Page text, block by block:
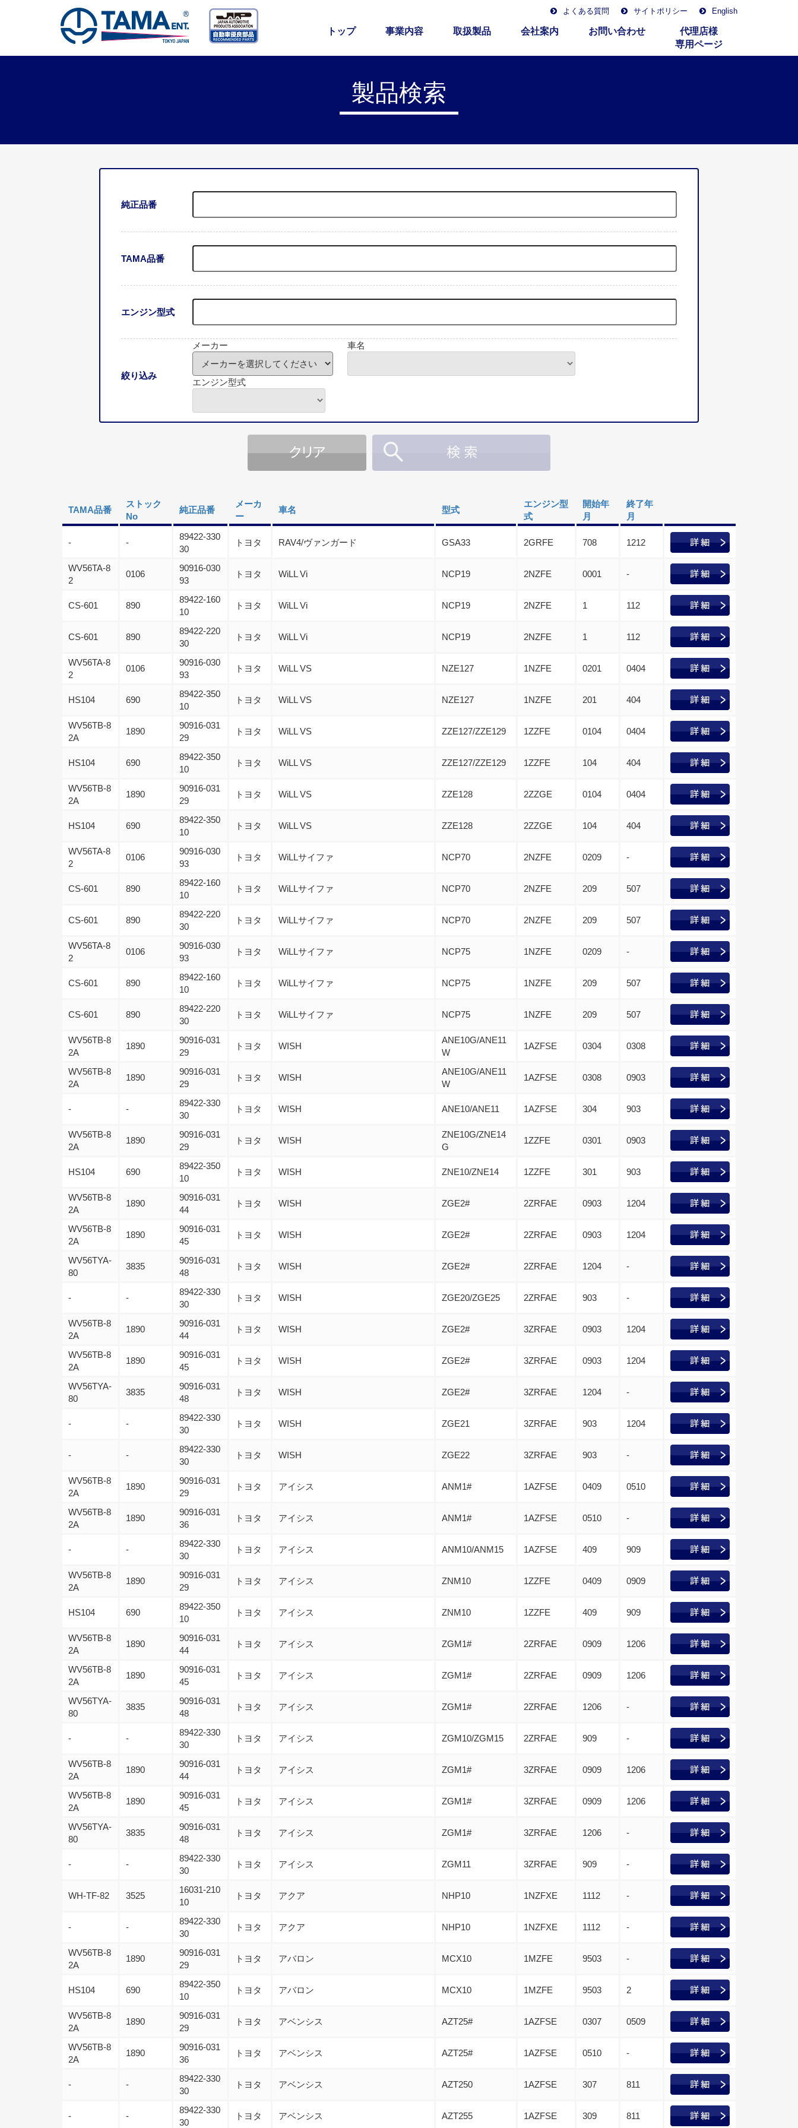
よくある質問 サイトポリシー English
トップ 事業内容 取扱製品 会社案内 お問い合わせ
代理店様
専用ページ
製品検索
純正品番
TAMA品番
エンジン型式
絞り込み
メーカー 車名
エンジン型式
TAMA品番
ストック
No
純正品番
メーカ
ー
車名 型式
エンジン型
式
開始年
月
終了年
月
- -
89422-330
30
トヨタ RAV4/ヴァンガード GSA33 2GRFE 708 1212
WV56TA-8
2
0106
90916-030
93
トヨタ WiLL Vi NCP19 2NZFE 0001 -
CS-601 890
89422-160
10
トヨタ WiLL Vi NCP19 2NZFE 1 112
CS-601 890
89422-220
30
トヨタ WiLL Vi NCP19 2NZFE 1 112
WV56TA-8
2
0106
90916-030
93
トヨタ WiLL VS NZE127 1NZFE 0201 0404
HS104 690
89422-350
10
トヨタ WiLL VS NZE127 1NZFE 201 404
WV56TB-8
2A
1890
90916-031
29
トヨタ WiLL VS ZZE127/ZZE129 1ZZFE 0104 0404
HS104 690
89422-350
10
トヨタ WiLL VS ZZE127/ZZE129 1ZZFE 104 404
WV56TB-8
2A
1890
90916-031
29
トヨタ WiLL VS ZZE128 2ZZGE 0104 0404
HS104 690
89422-350
10
トヨタ WiLL VS ZZE128 2ZZGE 104 404
WV56TA-8
2
0106
90916-030
93
トヨタ WiLLサイファ NCP70 2NZFE 0209 -
CS-601 890
89422-160
10
トヨタ WiLLサイファ NCP70 2NZFE 209 507
CS-601 890
89422-220
30
トヨタ WiLLサイファ NCP70 2NZFE 209 507
WV56TA-8
2
0106
90916-030
93
トヨタ WiLLサイファ NCP75 1NZFE 0209 -
CS-601 890
89422-160
10
トヨタ WiLLサイファ NCP75 1NZFE 209 507
CS-601 890
89422-220
30
トヨタ WiLLサイファ NCP75 1NZFE 209 507
WV56TB-8
2A
1890
90916-031
29
トヨタ WISH
ANE10G/ANE11
W
1AZFSE 0304 0308
WV56TB-8
2A
1890
90916-031
29
トヨタ WISH
ANE10G/ANE11
W
1AZFSE 0308 0903
- -
89422-330
30
トヨタ WISH ANE10/ANE11 1AZFSE 304 903
WV56TB-8
2A
1890
90916-031
29
トヨタ WISH
ZNE10G/ZNE14
G
1ZZFE 0301 0903
HS104 690
89422-350
10
トヨタ WISH ZNE10/ZNE14 1ZZFE 301 903
WV56TB-8
2A
1890
90916-031
44
トヨタ WISH ZGE2# 2ZRFAE 0903 1204
WV56TB-8
2A
1890
90916-031
45
トヨタ WISH ZGE2# 2ZRFAE 0903 1204
WV56TYA-
80
3835
90916-031
48
トヨタ WISH ZGE2# 2ZRFAE 1204 -
- -
89422-330
30
トヨタ WISH ZGE20/ZGE25 2ZRFAE 903 -
WV56TB-8
2A
1890
90916-031
44
トヨタ WISH ZGE2# 3ZRFAE 0903 1204
WV56TB-8
2A
1890
90916-031
45
トヨタ WISH ZGE2# 3ZRFAE 0903 1204
WV56TYA-
80
3835
90916-031
48
トヨタ WISH ZGE2# 3ZRFAE 1204 -
- -
89422-330
30
トヨタ WISH ZGE21 3ZRFAE 903 1204
- -
89422-330
30
トヨタ WISH ZGE22 3ZRFAE 903 -
WV56TB-8
2A
1890
90916-031
29
トヨタ アイシス ANM1# 1AZFSE 0409 0510
WV56TB-8
2A
1890
90916-031
36
トヨタ アイシス ANM1# 1AZFSE 0510 -
- -
89422-330
30
トヨタ アイシス ANM10/ANM15 1AZFSE 409 909
WV56TB-8
2A
1890
90916-031
29
トヨタ アイシス ZNM10 1ZZFE 0409 0909
HS104 690
89422-350
10
トヨタ アイシス ZNM10 1ZZFE 409 909
WV56TB-8
2A
1890
90916-031
44
トヨタ アイシス ZGM1# 2ZRFAE 0909 1206
WV56TB-8
2A
1890
90916-031
45
トヨタ アイシス ZGM1# 2ZRFAE 0909 1206
WV56TYA-
80
3835
90916-031
48
トヨタ アイシス ZGM1# 2ZRFAE 1206 -
- -
89422-330
30
トヨタ アイシス ZGM10/ZGM15 2ZRFAE 909 -
WV56TB-8
2A
1890
90916-031
44
トヨタ アイシス ZGM1# 3ZRFAE 0909 1206
WV56TB-8
2A
1890
90916-031
45
トヨタ アイシス ZGM1# 3ZRFAE 0909 1206
WV56TYA-
80
3835
90916-031
48
トヨタ アイシス ZGM1# 3ZRFAE 1206 -
- -
89422-330
30
トヨタ アイシス ZGM11 3ZRFAE 909 -
WH-TF-82 3525
16031-210
10
トヨタ アクア NHP10 1NZFXE 1112 -
- -
89422-330
30
トヨタ アクア NHP10 1NZFXE 1112 -
WV56TB-8
2A
1890
90916-031
29
トヨタ アバロン MCX10 1MZFE 9503 -
HS104 690
89422-350
10
トヨタ アバロン MCX10 1MZFE 9503 2
WV56TB-8
2A
1890
90916-031
29
トヨタ アベンシス AZT25# 1AZFSE 0307 0509
WV56TB-8
2A
1890
90916-031
36
トヨタ アベンシス AZT25# 1AZFSE 0510 -
- -
89422-330
30
トヨタ アベンシス AZT250 1AZFSE 307 811
- -
89422-330
30
トヨタ アベンシス AZT255 1AZFSE 309 811